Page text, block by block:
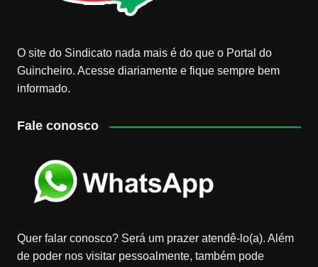
O site do Sindicato nada mais é do que o Portal do
Guincheiro. Acesse diariamente e fique sempre bem
informado.
Fale conosco
Quer falar conosco? Será um prazer atendê-lo(a). Além
de poder nos visitar pessoalmente, também pode